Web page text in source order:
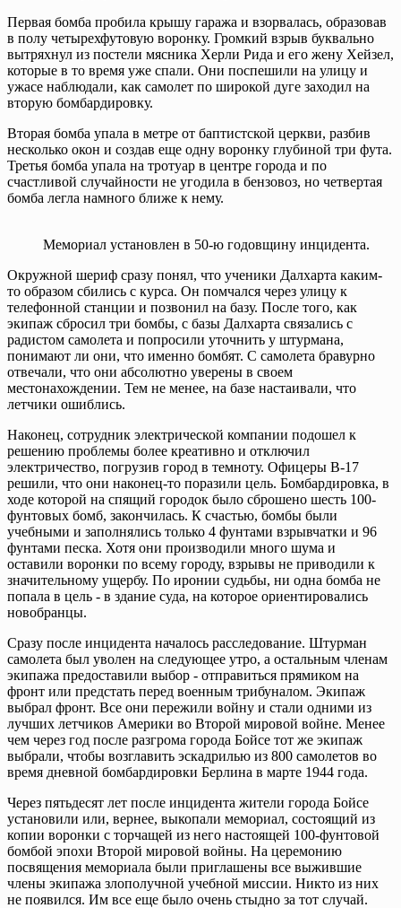
Первая бомба пробила крышу гаража и взорвалась, образовав
в полу четырехфутовую воронку. Громкий взрыв буквально
вытряхнул из постели мясника Херли Рида и его жену Хейзел,
которые в то время уже спали. Они поспешили на улицу и
ужасе наблюдали, как самолет по широкой дуге заходил на
вторую бомбардировку.
Вторая бомба упала в метре от баптистской церкви, разбив
несколько окон и создав еще одну воронку глубиной три фута.
Третья бомба упала на тротуар в центре города и по
счастливой случайности не угодила в бензовоз, но четвертая
бомба легла намного ближе к нему.
Мемориал установлен в 50-ю годовщину инцидента.
Окружной шериф сразу понял, что ученики Далхарта каким-
то образом сбились с курса. Он помчался через улицу к
телефонной станции и позвонил на базу. После того, как
экипаж сбросил три бомбы, с базы Далхарта связались с
радистом самолета и попросили уточнить у штурмана,
понимают ли они, что именно бомбят. С самолета бравурно
отвечали, что они абсолютно уверены в своем
местонахождении. Тем не менее, на базе настаивали, что
летчики ошиблись.
Наконец, сотрудник электрической компании подошел к
решению проблемы более креативно и отключил
электричество, погрузив город в темноту. Офицеры B-17
решили, что они наконец-то поразили цель. Бомбардировка, в
ходе которой на спящий городок было сброшено шесть 100-
фунтовых бомб, закончилась. К счастью, бомбы были
учебными и заполнялись только 4 фунтами взрывчатки и 96
фунтами песка. Хотя они производили много шума и
оставили воронки по всему городу, взрывы не приводили к
значительному ущербу. По иронии судьбы, ни одна бомба не
попала в цель - в здание суда, на которое ориентировались
новобранцы.
Сразу после инцидента началось расследование. Штурман
самолета был уволен на следующее утро, а остальным членам
экипажа предоставили выбор - отправиться прямиком на
фронт или предстать перед военным трибуналом. Экипаж
выбрал фронт. Все они пережили войну и стали одними из
лучших летчиков Америки во Второй мировой войне. Менее
чем через год после разгрома города Бойсе тот же экипаж
выбрали, чтобы возглавить эскадрилью из 800 самолетов во
время дневной бомбардировки Берлина в марте 1944 года.
Через пятьдесят лет после инцидента жители города Бойсе
установили или, вернее, выкопали мемориал, состоящий из
копии воронки с торчащей из него настоящей 100-фунтовой
бомбой эпохи Второй мировой войны. На церемонию
посвящения мемориала были приглашены все выжившие
члены экипажа злополучной учебной миссии. Никто из них
не появился. Им все еще было очень стыдно за тот случай.